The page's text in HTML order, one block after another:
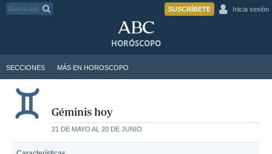
SUSCRÍBETE Inicia sesión
SECCIONES MÁS EN HOROSCOPO
HORÓSCOPO
Géminis hoy
21 DE MAYO AL 20 DE JUNIO